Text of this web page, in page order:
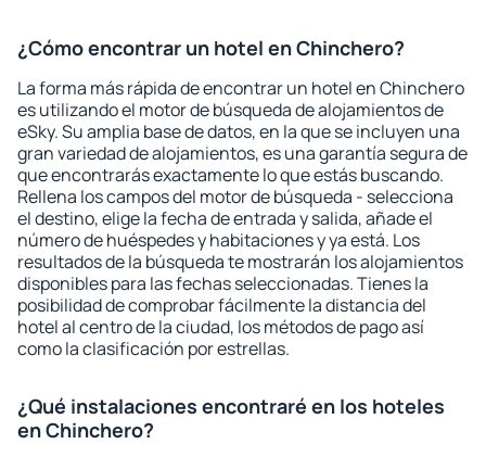
¿Cómo encontrar un hotel en Chinchero?
La forma más rápida de encontrar un hotel en Chinchero
es utilizando el motor de búsqueda de alojamientos de
eSky. Su amplia base de datos, en la que se incluyen una
gran variedad de alojamientos, es una garantía segura de
que encontrarás exactamente lo que estás buscando.
Rellena los campos del motor de búsqueda - selecciona
el destino, elige la fecha de entrada y salida, añade el
número de huéspedes y habitaciones y ya está. Los
resultados de la búsqueda te mostrarán los alojamientos
disponibles para las fechas seleccionadas. Tienes la
posibilidad de comprobar fácilmente la distancia del
hotel al centro de la ciudad, los métodos de pago así
como la clasificación por estrellas.
¿Qué instalaciones encontraré en los hoteles
en Chinchero?